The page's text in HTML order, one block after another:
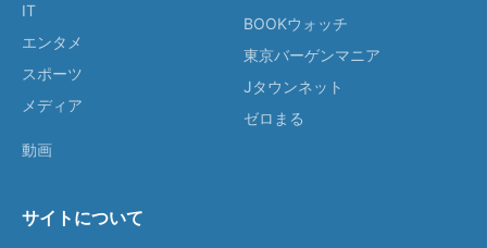
IT
エンタメ
スポーツ
メディア
動画
BOOKウォッチ
東京バーゲンマニア
Jタウンネット
ゼロまる
サイトについて